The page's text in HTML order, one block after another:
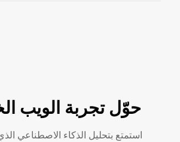
حوّل تجربة الويب
استمتع بتحليل الذكاء الاصطناعي